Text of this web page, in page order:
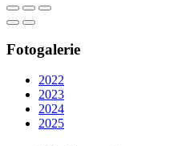
Fotogalerie
2022
2023
2024
2025